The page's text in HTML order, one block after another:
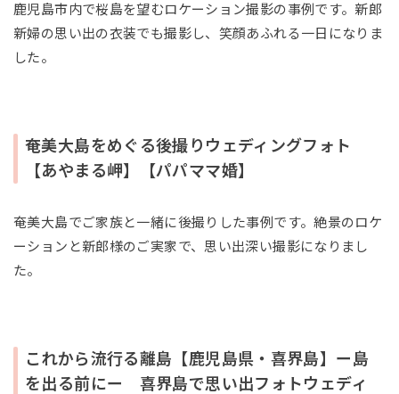
鹿児島市内で桜島を望むロケーション撮影の事例です。新郎
新婦の思い出の衣装でも撮影し、笑顔あふれる一日になりま
した。
奄美大島をめぐる後撮りウェディングフォト
【あやまる岬】【パパママ婚】
奄美大島でご家族と一緒に後撮りした事例です。絶景のロケ
ーションと新郎様のご実家で、思い出深い撮影になりまし
た。
これから流行る離島【鹿児島県・喜界島】ー島
を出る前にー 喜界島で思い出フォトウェディ